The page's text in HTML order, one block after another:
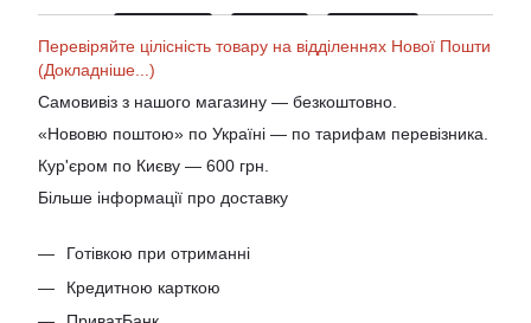
Перевіряйте цілісність товару на відділеннях Нової Пошти
(Докладніше...)
Самовивіз з нашого магазину — безкоштовно.
«Нововю поштою» по Україні — по тарифам перевізника.
Кур'єром по Києву — 600 грн.
Більше інформації про доставку
Готівкою при отриманні
Кредитною карткою